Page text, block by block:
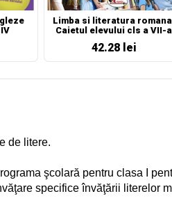
Limba si literatura
Caietul elevului cls a VII-a
42.28 lei
de litere.
şcolară pentru clasa I
specifice învăţării literelor